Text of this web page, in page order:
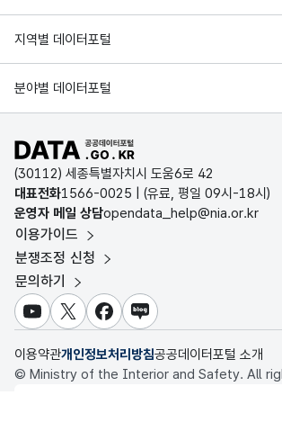
한국지능정보사회진흥원
국가정보자원관리원
지역별 데이터포털
서울 열린데이터광장
경기데이터드림
D-데이터허브
인천데이터포털
울산광역시 데이터포털
전남광주통합특별시 빅데이터 플랫폼
대전광역시 데이터포털
세종특별자치시 데이터포털
충청북도 데이터허브
분야별 데이터포털
기상자료개방포털
국토교통부 공간정보오픈플랫폼
환경부 환경데이터포털
문화데이터광장
농림축산식품 공공데이터포털
보건의료빅데이터개방시스템
식품의약품안전처 데이터포털
교육통계서비스
공공데이터포털 바로가기
(30112) 세종특별자치시 도움6로 42
대표전화1566-0025 | (유료, 평일 09시-18시)
운영자 메일 상담opendata_help@nia.or.kr
이용가이드
분쟁조정 신청
문의하기
유튜브X 페이스북
블로그
이용약관개인정보처리방침공공데이터포털 소개
© Ministry of the Interior and Safety. All